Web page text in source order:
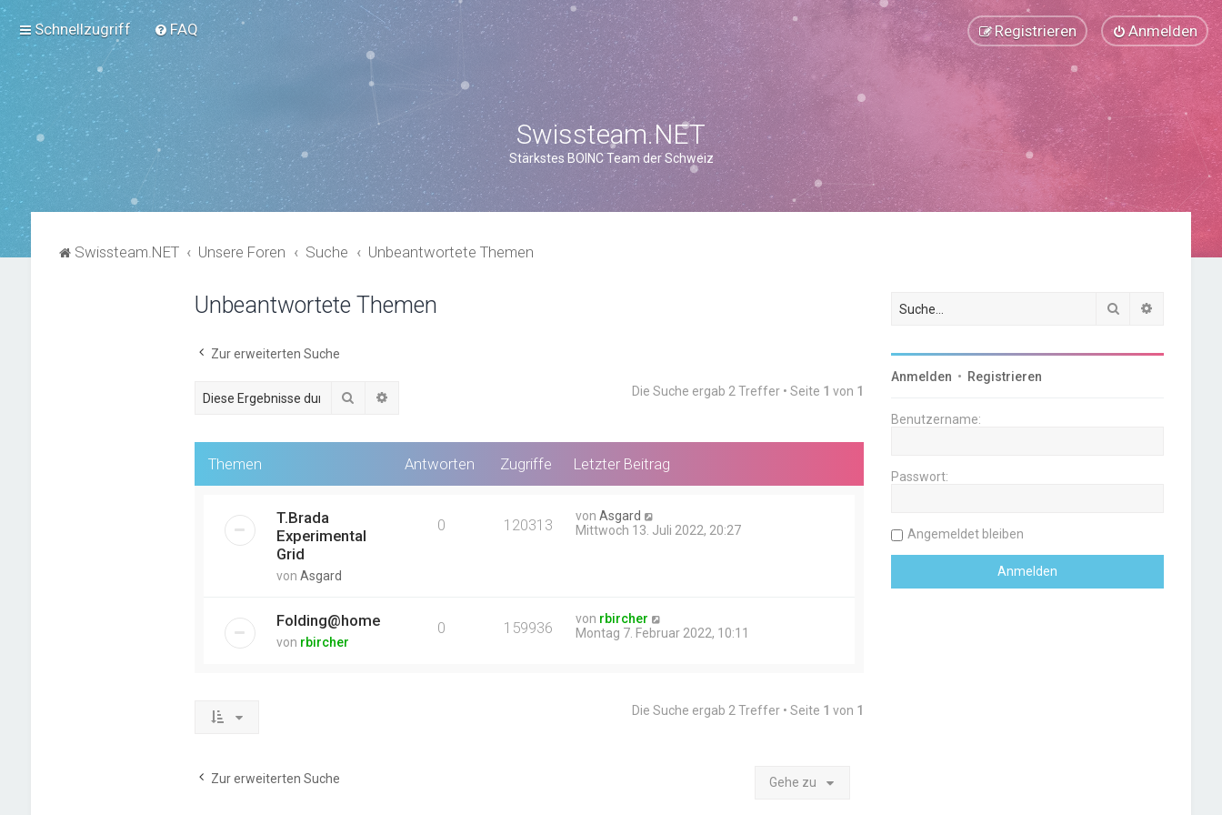
Schnellzugriff FAQ Anmelden
Registrieren
Swissteam.NET
Stärkstes BOINC Team der Schweiz
Swissteam.NET Unsere Foren Suche Unbeantwortete Themen
Unbeantwortete Themen
Zur erweiterten Suche
Suche Die Suche ergab 2 Treffer • Seite 1 von 1
Themen Antworten Zugriffe Letzter Beitrag
T.Brada
Experimental
Grid
von Asgard
0 120313 vonAsgard
Mittwoch 13. Juli 2022, 20:27
Folding@home
von rbircher
0 159936 von rbircher
Montag 7. Februar 2022, 10:11
Die Suche ergab 2 Treffer • Seite 1 von 1
Zur erweiterten Suche Gehe zu
Suche
Anmelden • Registrieren
Benutzername:
Passwort:
Angemeldet bleiben